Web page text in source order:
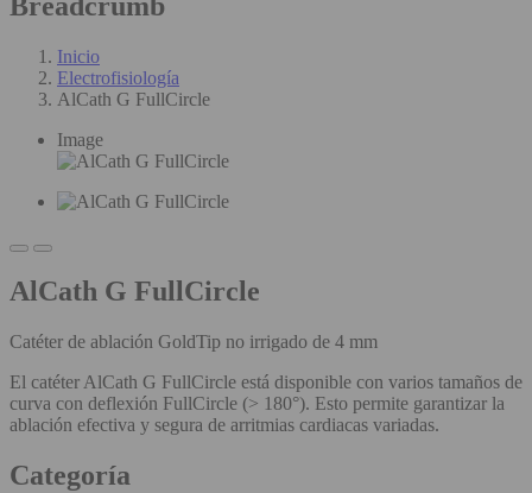
Inicio
Electrofisiología
AlCath G FullCircle
Image
AlCath G FullCircle
Catéter de ablación GoldTip no irrigado de 4 mm
El catéter AlCath G FullCircle está disponible con varios tamaños de
curva con deflexión FullCircle (> 180°). Esto permite garantizar la
ablación efectiva y segura de arritmias cardiacas variadas.
Categoría